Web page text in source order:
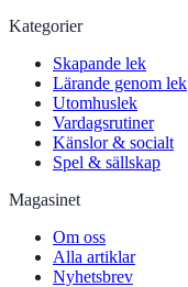
Kategorier
Skapande lek
Lärande genom lek
Utomhuslek
Vardagsrutiner
Känslor & socialt
Spel & sällskap
Magasinet
Om oss
Alla artiklar
Nyhetsbrev